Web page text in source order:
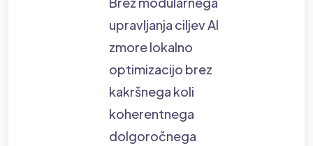
upravljanja ciljev AI
zmore lokalno
optimizacijo brez
kakršnega koli
koherentnega
dolgoročnega